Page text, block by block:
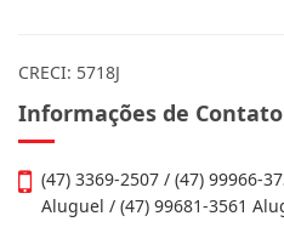
CRECI: 5718J
Informações de Contato